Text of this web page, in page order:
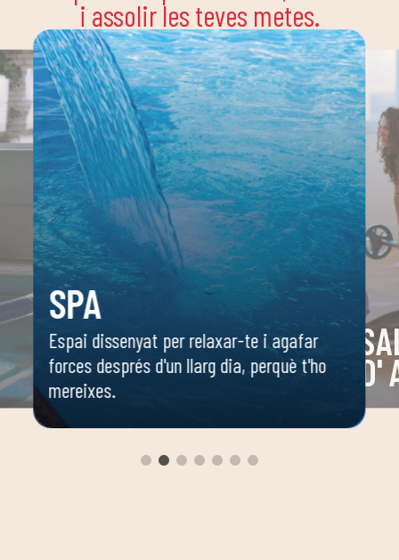
i assolir les teves metes.
SPA
Espai dissenyat per relaxar-te i agafar
forces després d'un llarg dia, perquè t'ho
mereixes.
D'